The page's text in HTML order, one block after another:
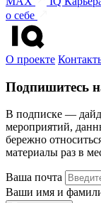
о себе
О проекте
Подпишитесь
В подписке —
мероприятий,
бережно
материалы раз в
Ваша почта
Ваши имя и